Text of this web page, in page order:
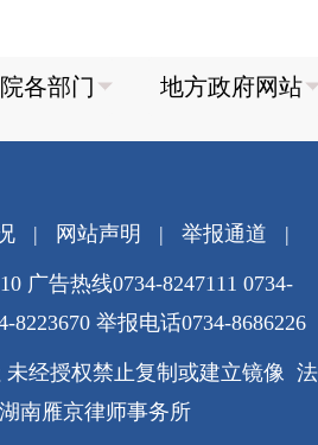
| 网站声明 | 举报通道 |
广告热线0734-8247111 0734-
8223670 举报电话0734-8686226
未经授权禁止复制或建立镜像 法
南雁京律师事务所